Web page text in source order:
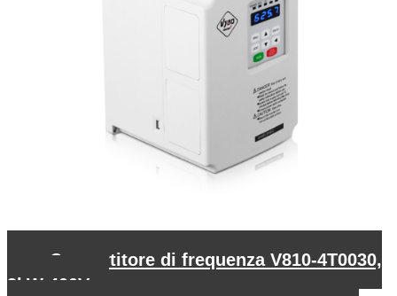
Convertitore di frequenza V810-4T0030,
3kW 400V